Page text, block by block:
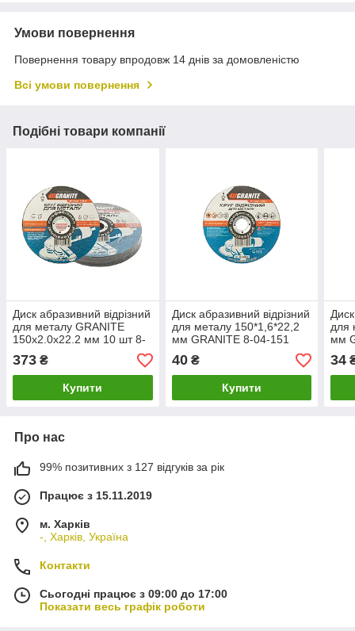
Умови повернення
Повернення товару впродовж 14 днів за домовленістю
Всі умови повернення
Подібні товари компанії
Диск абразивний відрізний
для металу GRANITE
150х2.0х22.2 мм 10 шт 8-
04-153PC
373 ₴
Купити
Диск абразивний відрізний
для металу 150*1,6*22,2
мм GRANITE 8-04-151
40₴
Купити
для
мм
34
Про нас
99% позитивних з 127 відгуків за рік
Працює з 15.11.2019
м. Харків
-, Харків, Україна
Контакти
Сьогодні працює з 09:00 до 17:00
Показати весь графік роботи